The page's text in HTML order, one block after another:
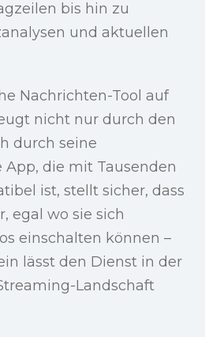
bis hin zu
und aktuellen
Nachrichten-Tool auf
nicht nur durch den
durch seine
die mit Tausenden
ist, stellt sicher, dass
egal wo sie sich
einschalten können –
lässt den Dienst in der
Landschaft